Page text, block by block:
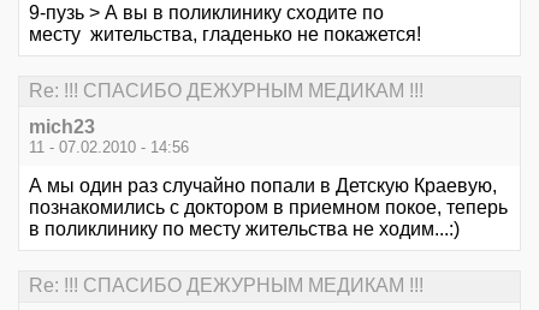
9-пузь > А вы в поликлинику сходите по
месту жительства, гладенько не покажется!
Re: !!! СПАСИБО ДЕЖУРНЫМ МЕДИКАМ !!!
mich23
11 - 07.02.2010 - 14:56
А мы один раз случайно попали в Детскую Краевую,
познакомились с доктором в приемном покое, теперь
в поликлинику по месту жительства не ходим...:)
Re: !!! СПАСИБО ДЕЖУРНЫМ МЕДИКАМ !!!